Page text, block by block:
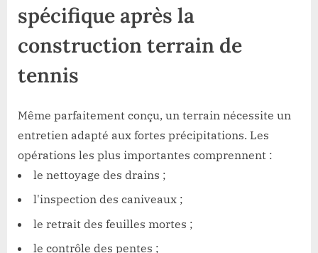
spécifique après la
construction terrain de
tennis
Même parfaitement conçu, un terrain nécessite un
entretien adapté aux fortes précipitations. Les
opérations les plus importantes comprennent :
le nettoyage des drains ;
l'inspection des caniveaux ;
le retrait des feuilles mortes ;
le contrôle des pentes ;